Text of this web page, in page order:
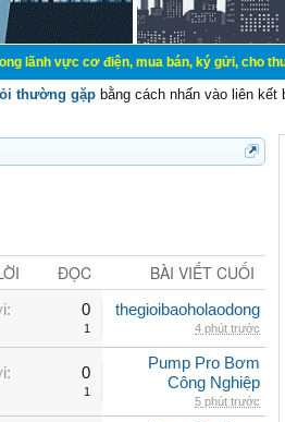
điện, mua bán, ký gửi, cho thuê hàng
thường gặp bằng cách nhấn vào liên kết
ĐỌC BÀI VIẾT CUỐI
0
1
thegioibaoholaodong
4 phút trước
0
1
Pump Pro Bơm
Công Nghiệp
5 phút trước